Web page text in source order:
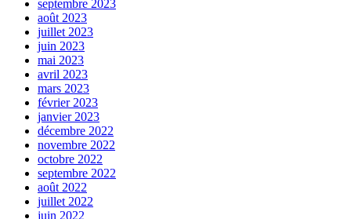
septembre 2023
août 2023
juillet 2023
juin 2023
mai 2023
avril 2023
mars 2023
février 2023
janvier 2023
décembre 2022
novembre 2022
octobre 2022
septembre 2022
août 2022
juillet 2022
juin 2022